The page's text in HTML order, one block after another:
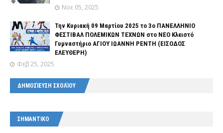
Νοε 05, 2025
Την Κυριακή 09 Μαρτίου 2025 το 3ο ΠΑΝΕΛΛΗΝΙΟ
ΦΕΣΤΙΒΑΛ ΠΟΛΕΜΙΚΩΝ ΤΕΧΝΩΝ στο ΝΕΟ Κλειστό
Γυμναστήριο ΑΓΙΟΥ ΙΩΑΝΝΗ ΡΕΝΤΗ (ΕΙΣΟΔΟΣ
ΕΛΕΥΘΕΡΗ)
Φεβ 25, 2025
ΔΗΜΟΣΊΕΥΣΗ ΣΧΟΛΊΟΥ
ΣΗΜΑΝΤΙΚΟ